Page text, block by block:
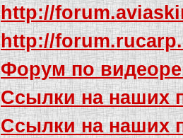
http://
http://
Форум по
Ссылки на наших
Ссылки на наших